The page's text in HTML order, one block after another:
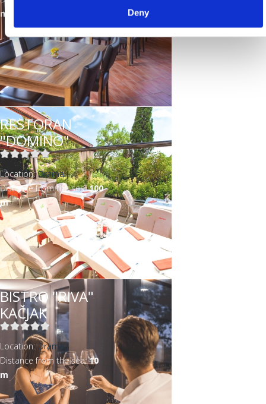
Deny
m
RESTORAN
"DOMINO"
Location:Dramalj
Distance from the sea:100
m
BISTRO "RIVA"
KAČJAK
Location:Dramalj
Distance from the sea:10
m